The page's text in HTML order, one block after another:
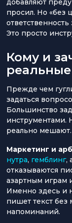
добавляют
просил. Но «без
ответственность
Это просто
Кому и
Прежде чем
задаться
Большинство
инструментами.
реально
Маркетинг и
нутра, гемблинг,
отказываются
азартным играм
Именно здесь и
пишет текст без
напоминаний.